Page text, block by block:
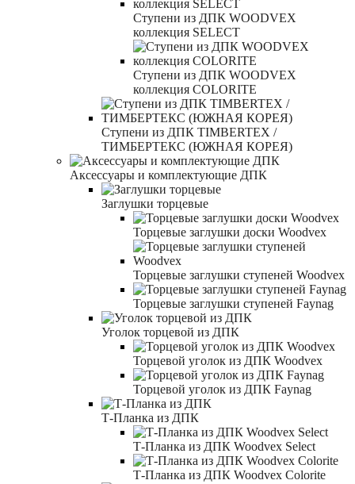
Ступени из ДПК WOODVEX
коллекция SELECT
Ступени из ДПК WOODVEX
коллекция COLORITE
Ступени из ДПК TIMBERTEX /
ТИМБЕРТЕКС (ЮЖНАЯ КОРЕЯ)
Аксессуары и комплектующие ДПК
Заглушки торцевые
Торцевые заглушки доски Woodvex
Торцевые заглушки ступеней Woodvex
Торцевые заглушки ступеней Faynag
Уголок торцевой из ДПК
Торцевой уголок из ДПК Woodvex
Торцевой уголок из ДПК Faynag
Т-Планка из ДПК
Т-Планка из ДПК Woodvex Select
Т-Планка из ДПК Woodvex Colorite